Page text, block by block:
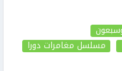
مسلسل مغامرات دورا